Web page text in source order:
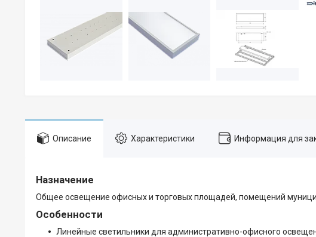
Описание Характеристики Информация для
Назначение
Общее освещение офисных и торговых площадей, помещений
Особенности
Линейные светильники для административно-офисного